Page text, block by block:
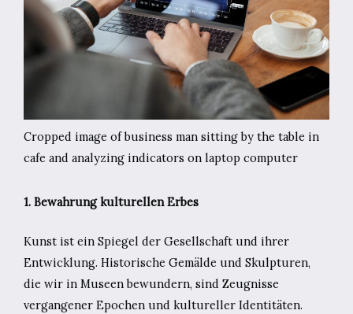
Cropped image of business man sitting by the table in
cafe and analyzing indicators on laptop computer
1. Bewahrung kulturellen Erbes
Kunst ist ein Spiegel der Gesellschaft und ihrer
Entwicklung. Historische Gemälde und Skulpturen,
die wir in Museen bewundern, sind Zeugnisse
vergangener Epochen und kultureller Identitäten.